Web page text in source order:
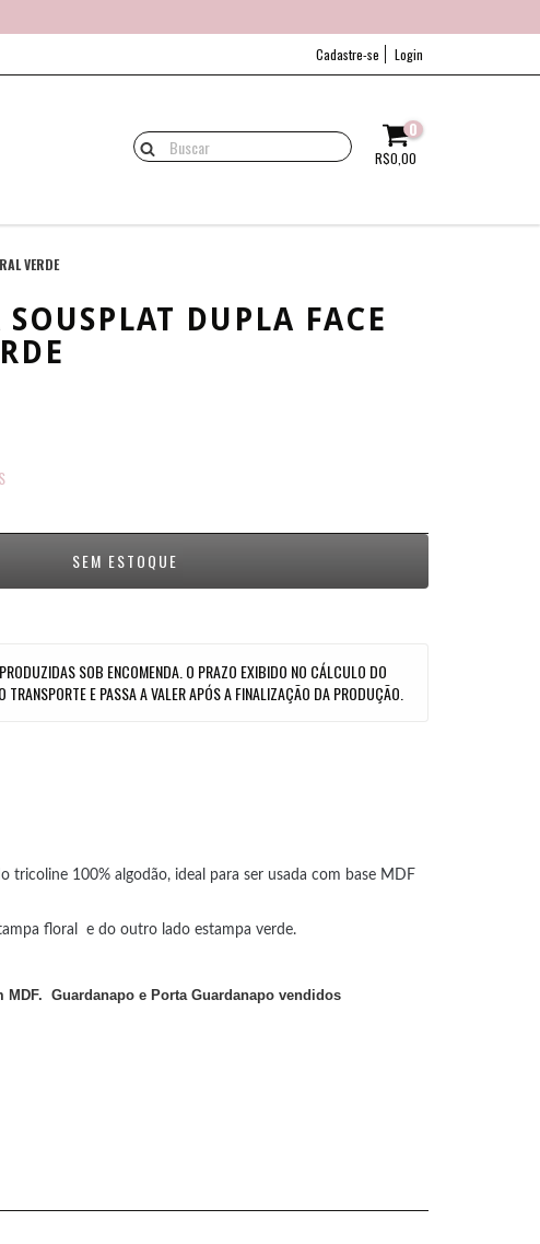
Cadastre-se Login
0
R$0,00
VERDE
SOUSPLAT DUPLA FACE
SOB ENCOMENDA. O PRAZO EXIBIDO NO CÁLCULO DO
TRANSPORTE E PASSA A VALER APÓS A FINALIZAÇÃO DA PRODUÇÃO.
tricoline 100% algodão, ideal para ser usada com base MDF
floral e do outro lado estampa verde.
MDF.
Guardanapo e Porta Guardanapo vendidos